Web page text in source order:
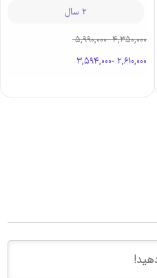
2 سال
4,350,000
-
5,990,000
2,610,000
-
3,594,000